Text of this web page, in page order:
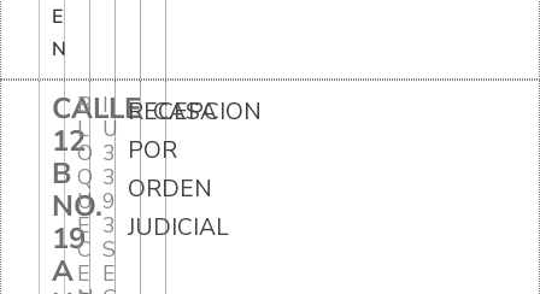
E
N
CALLE
12
B
NO.
19
A
B
L
O
Q
U
E
C
E
I
U
3
3
9
3
S
E
RECEPCION
POR
ORDEN
JUDICIAL
CASA